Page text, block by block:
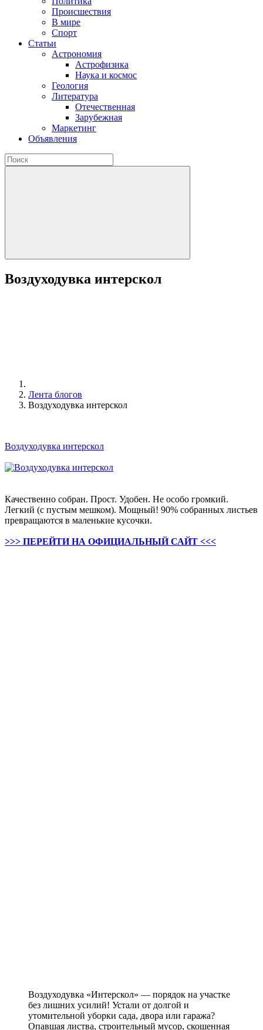
Происшествия
В мире
Спорт
Статьи
Астрономия
Астрофизика
Наука и космос
Геология
Литература
Отечественная
Зарубежная
Маркетинг
Объявления
Воздуходувка интерскол
Лента блогов
Воздуходувка интерскол
Воздуходувка интерскол
Качественно собран. Прост. Удобен. Не особо громкий.
Легкий (с пустым мешком). Мощный! 90% собранных листьев
превращаются в маленькие кусочки.
>>> ПЕРЕЙТИ НА ОФИЦИАЛЬНЫЙ САЙТ <<<
Воздуходувка «Интерскол» — порядок на участке
без лишних усилий! Устали от долгой и
утомительной уборки сада, двора или гаража?
Опавшая листва, строительный мусор, скошенная